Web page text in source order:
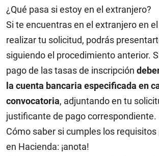
¿Qué pasa si estoy en el extranjero?
Si te encuentras en el extranjero en
realizar tu solicitud, podrás
siguiendo el procedimiento anterior.
pago de las tasas de inscripción
la cuenta bancaria especificada en
convocatoria, adjuntando en tu
justificante de pago correspondiente.
Cómo saber si cumples los
en Hacienda: ¡anota!